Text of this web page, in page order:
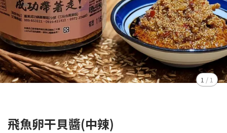
1 / 1
飛魚卵干貝醬(中辣)